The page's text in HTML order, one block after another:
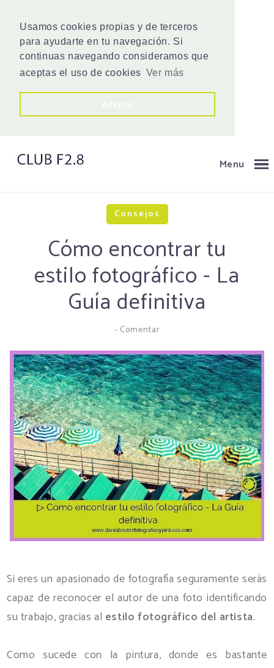
Usamos cookies propias y de terceros
para ayudarte en tu navegación. Si
continuas navegando consideramos que
aceptas el uso de cookies Ver más
Menu
Consejos
Cómo encontrar tu
estilo fotográfico - La
Guía definitiva
- Comentar
Si eres un apasionado de fotografía seguramente serás
capaz de reconocer el autor de una foto identificando
su trabajo, gracias al estilo fotográfico del artista.
Como sucede con la pintura, donde es bastante